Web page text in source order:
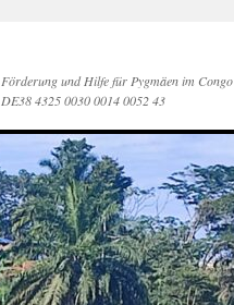
Förderung und Hilfe für Pygmäen im Congo
DE38 4325 0030 0014 0052 43